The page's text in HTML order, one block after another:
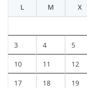
L
M X
3 4 5
10 11 12
17 18 19